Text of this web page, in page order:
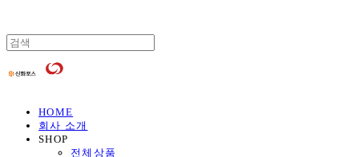
HOME
회사 소개
SHOP
전체상품